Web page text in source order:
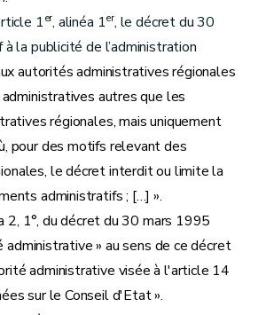
1er, alinéa 1er, le décret du 30
la publicité de l’administration
autorités administratives régionales
autres que les
régionales, mais uniquement
pour des motifs relevant des
le décret interdit ou limite la
administratifs ; […] ».
2, 1°, du décret du 30 mars 1995
administrative » au sens de ce décret
administrative visée à l'article 14
sur le Conseil d'Etat ».